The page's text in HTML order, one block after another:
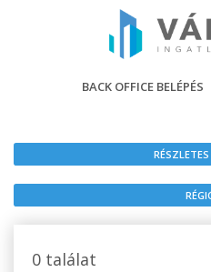
BACK OFFICE BELÉPÉS
RÉSZLETES
0 találat